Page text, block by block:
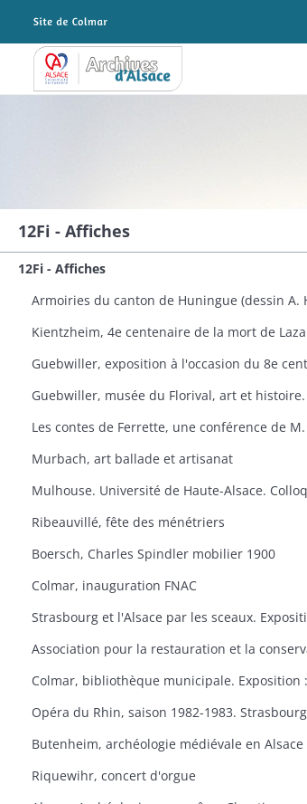
Archives Alsace - Colmar
12Fi - Affiches
12Fi - Affiches
Armoiries du canton de Huningue (dessin A.
Murbach, art ballade et artisanat
Ribeauvillé, fête des ménétriers
Boersch, Charles Spindler mobilier 1900
Colmar, inauguration FNAC
Strasbourg et l'Alsace par les sceaux.
Butenheim, archéologie médiévale en Alsace
Riquewihr, concert d'orgue